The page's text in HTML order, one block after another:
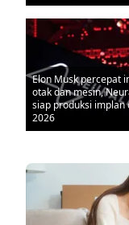
Elon Musk percepat
otak dan mesin,
siap produksi implan
2026